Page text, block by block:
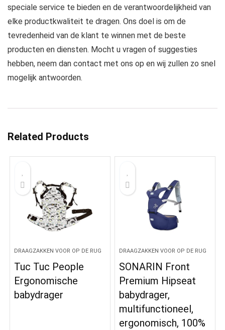
speciale service te bieden en de verantwoordelijkheid van
elke productkwaliteit te dragen. Ons doel is om de
tevredenheid van de klant te winnen met de beste
producten en diensten. Mocht u vragen of suggesties
hebben, neem dan contact met ons op en wij zullen zo snel
mogelijk antwoorden.
Related Products
DRAAGZAKKEN VOOR OP DE RUG
Tuc Tuc People
Ergonomische
babydrager
DRAAGZAKKEN VOOR OP DE RUG
SONARIN Front
Premium Hipseat
babydrager,
multifunctioneel,
ergonomisch, 100%